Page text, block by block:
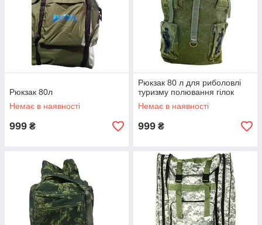
Рюкзак 80л
Немає в наявності
999 ₴
Рюкзак 80 л для риболовлі
туризму полювання гілок
Немає в наявності
999 ₴